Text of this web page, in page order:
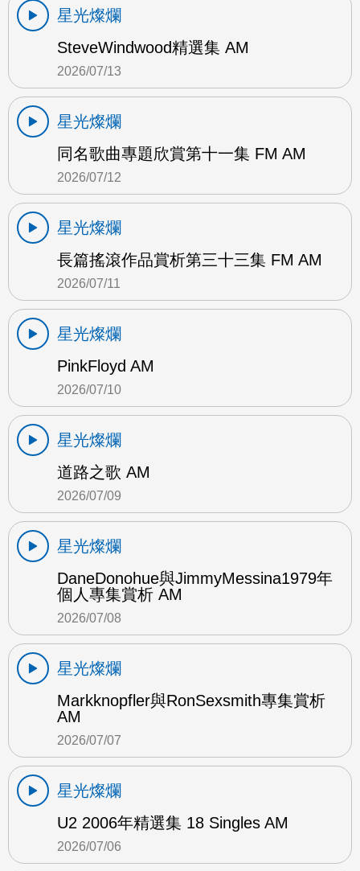
星光燦爛
SteveWindwood精選集 AM
2026/07/13
星光燦爛
同名歌曲專題欣賞第十一集 FM AM
2026/07/12
星光燦爛
長篇搖滾作品賞析第三十三集 FM AM
2026/07/11
星光燦爛
PinkFloyd AM
2026/07/10
星光燦爛
道路之歌 AM
2026/07/09
星光燦爛
DaneDonohue與JimmyMessina1979年
個人專集賞析 AM
2026/07/08
星光燦爛
Markknopfler與RonSexsmith專集賞析
AM
2026/07/07
星光燦爛
U2 2006年精選集 18 Singles AM
2026/07/06